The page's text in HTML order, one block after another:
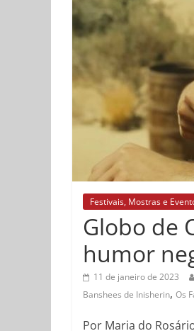
Festivais, Mostras e
Globo de
humor
11 de janeiro de 2023
Banshees de Inisherin, Os
Por Maria do